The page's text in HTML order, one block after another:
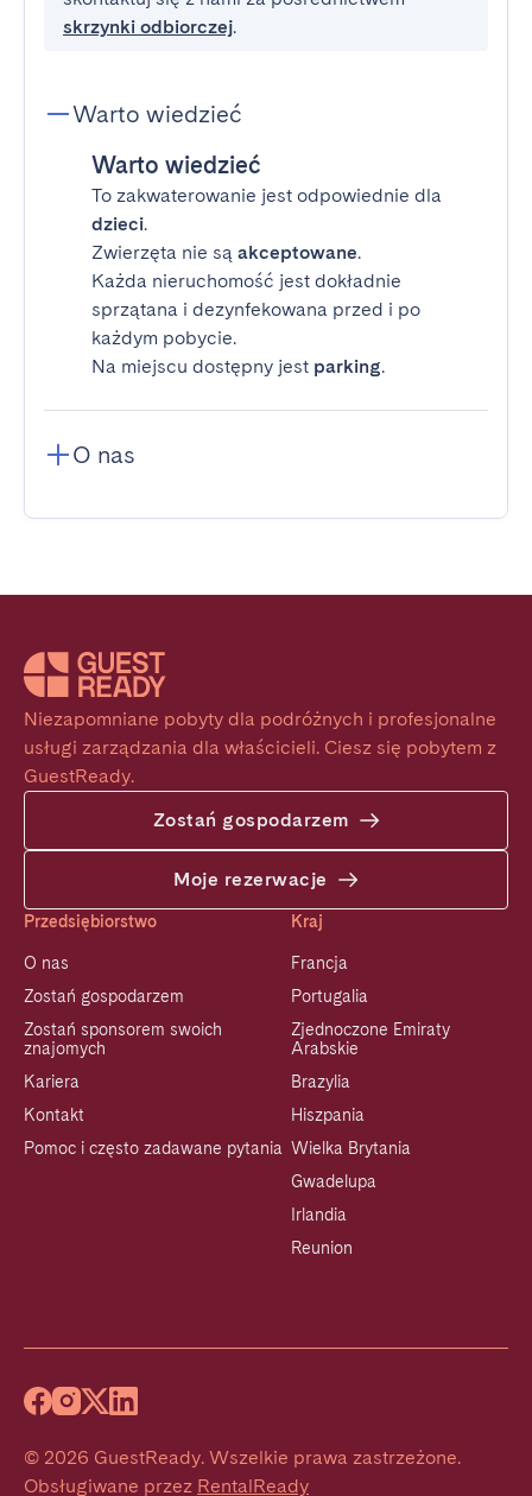
skrzynki odbiorczej.
Warto wiedzieć
Warto wiedzieć
To zakwaterowanie jest odpowiednie dla
dzieci.
Zwierzęta nie są akceptowane.
Każda nieruchomość jest dokładnie
sprzątana i dezynfekowana przed i po
każdym pobycie.
Na miejscu dostępny jest parking.
O nas
Niezapomniane pobyty dla podróżnych i profesjonalne
usługi zarządzania dla właścicieli. Ciesz się pobytem z
GuestReady.
Zostań gospodarzem
Moje rezerwacje
Przedsiębiorstwo
O nas
Zostań gospodarzem
Zostań sponsorem swoich
znajomych
Kariera
Kontakt
Pomoc i często zadawane pytania
Kraj
Francja
Portugalia
Zjednoczone Emiraty
Arabskie
Brazylia
Hiszpania
Wielka Brytania
Gwadelupa
Irlandia
Reunion
© 2026 GuestReady. Wszelkie prawa zastrzeżone.
Obsługiwane przez RentalReady